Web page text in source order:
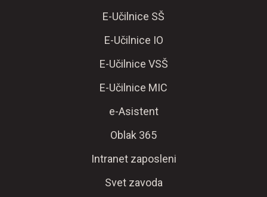
E-Učilnice SŠ
E-Učilnice IO
E-Učilnice VSŠ
E-Učilnice MIC
e-Asistent
Oblak 365
Intranet zaposleni
Svet zavoda